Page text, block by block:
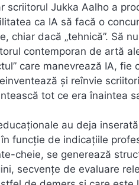
scriitorul Jukka Aalho a
ca IA să facă o
chiar dacă „tehnică”. Să
contemporan de artă
care manevrează IA,
și reînvie
tot ce era înaintea
au deja
funcție de indicațiile
cheie, se generează
secvențe de evaluare